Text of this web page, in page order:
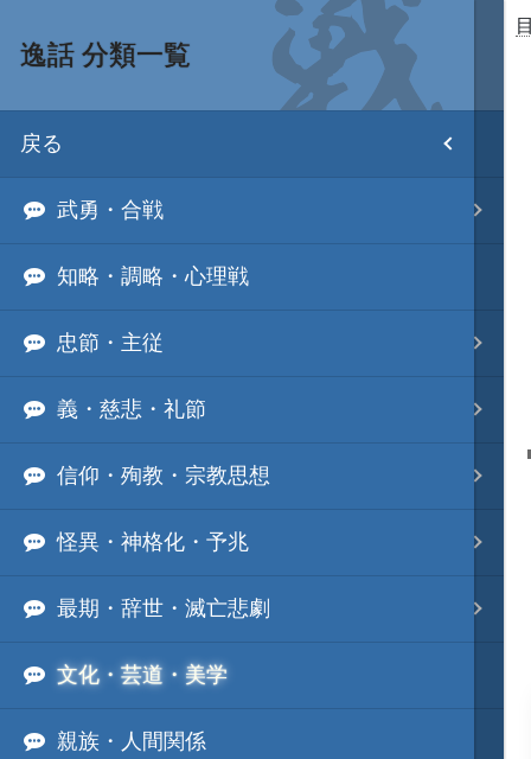
目次
武将 読み一覧
姫 読み一覧
家宝 分類一覧
城 地域分類
合戦 地域分類
事変 地域分類
逸話 分類一覧
逸話 分類一覧
戻る
武勇・合戦
知略・調略・心理戦
忠節・主従
義・慈悲・礼節
信仰・殉教・宗教思想
怪異・神格化・予兆
最期・辞世・滅亡悲劇
文化・芸道・美学
親族・人間関係
戦国ニュース
寺社・城・庭園ニュース